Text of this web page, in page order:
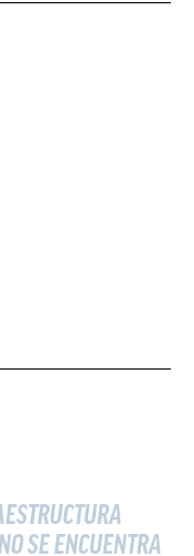
SE ENCUENTRA